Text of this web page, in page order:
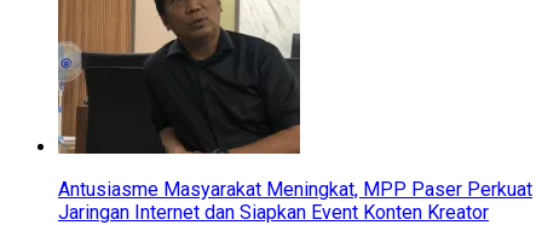
Antusiasme Masyarakat Meningkat, MPP Paser Perkuat
Jaringan Internet dan Siapkan Event Konten Kreator